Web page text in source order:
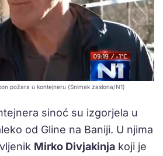
požara u kontejneru (Snimak zaslona/N1)
sinoć su izgorjela u
od Gline na Baniji. U njima
Mirko Divjakinja koji je